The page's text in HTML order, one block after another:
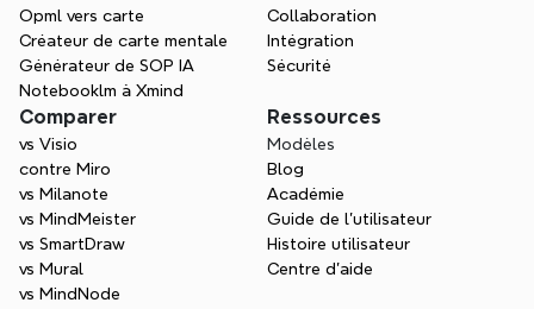
encore. Trouvez le point de départ idéal et oubliez
la page blanche.
Opml vers carte
Créateur de carte mentale
Générateur de SOP IA
Notebooklm à Xmind
Collaboration
Intégration
Sécurité
Comparer
vs Visio
contre Miro
vs Milanote
vs MindMeister
vs SmartDraw
vs Mural
vs MindNode
Ressources
Modèles
Blog
Académie
Guide de l’utilisateur
Histoire utilisateur
Centre d'aide